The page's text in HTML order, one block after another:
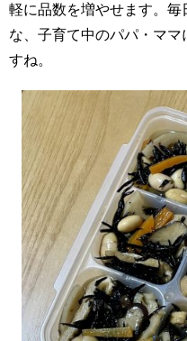
軽に品数を増やせます。
な、子育て中のパパ・マ
すね。